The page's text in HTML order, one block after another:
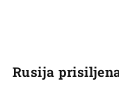
Rusija